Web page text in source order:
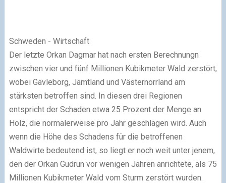
Schweden - Wirtschaft
Der letzte Orkan Dagmarhat nach ersten Berechnungn
zwischen vier und fünf Millionen Kubikmeter Wald zerstört,
wobei Gävleborg, Jämtland und Västernorrland am
stärksten betroffen sind. In diesen drei Regionen
entspricht der Schaden etwa 25 Prozent der Menge an
Holz, die normalerweise pro Jahr geschlagen wird. Auch
wenn die Höhe des Schadens für die betroffenen
Waldwirte bedeutend ist, so liegt er noch weit unter jenem,
den der Orkan Gudrun vor wenigen Jahren anrichtete, als 75
Millionen Kubikmeter Wald vom Sturm zerstört wurden.